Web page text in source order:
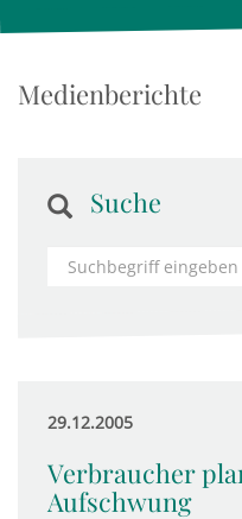
Medienberichte
Suche
29.12.2005
Verbraucher
Aufschwung